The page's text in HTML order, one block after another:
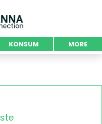
KONSUM MORE